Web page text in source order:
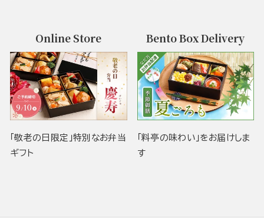
Online Store
「敬老の日限定」特別なお弁当
ギフト
Bento Box Delivery
「料亭の味わい」をお届けしま
す